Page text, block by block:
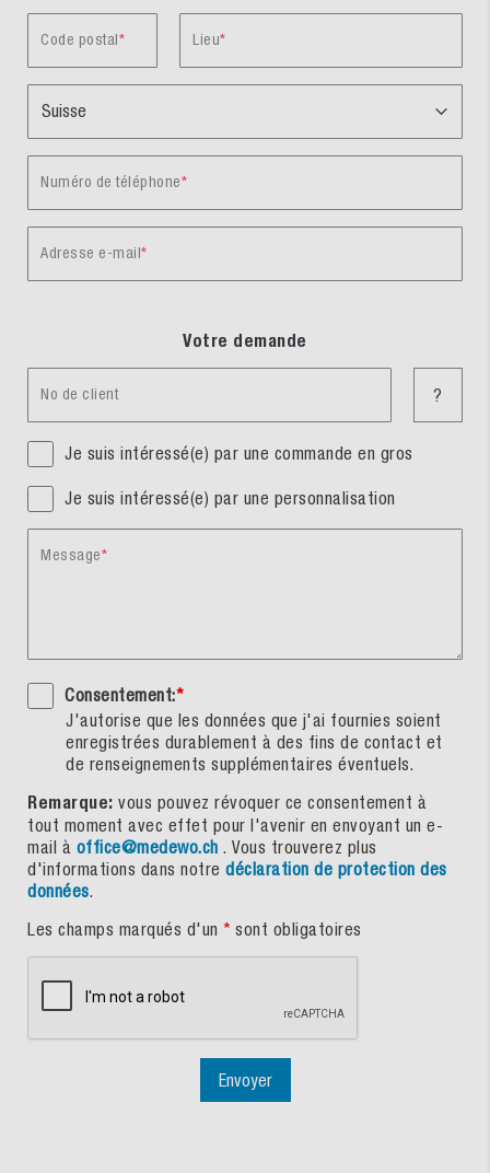
Code postal Lieu
Numéro de téléphone
Adresse e-mail
Votre demande
No de client ?
Je suis intéressé(e) par une commande en gros
Je suis intéressé(e) par une personnalisation
Message
Consentement:*
J'autorise que les données que j'ai fournies soient
enregistrées durablement à des fins de contact et
de renseignements supplémentaires éventuels.
Remarque: vous pouvez révoquer ce consentement à
tout moment avec effet pour l'avenir en envoyant un e-
mail à office@medewo.ch . Vous trouverez plus
d'informations dans notre déclaration de protection des
données.
Les champs marqués d'un * sont obligatoires
Envoyer